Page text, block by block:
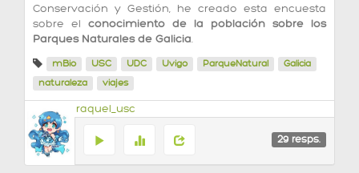
Conservación y Gestión, he creado esta encuesta
sobre el conocimiento de la población sobre los
Parques Naturales de Galicia.
mBio USC UDC Uvigo ParqueNatural
Galicia
naturaleza
viajes
raquel_usc
29 resps.